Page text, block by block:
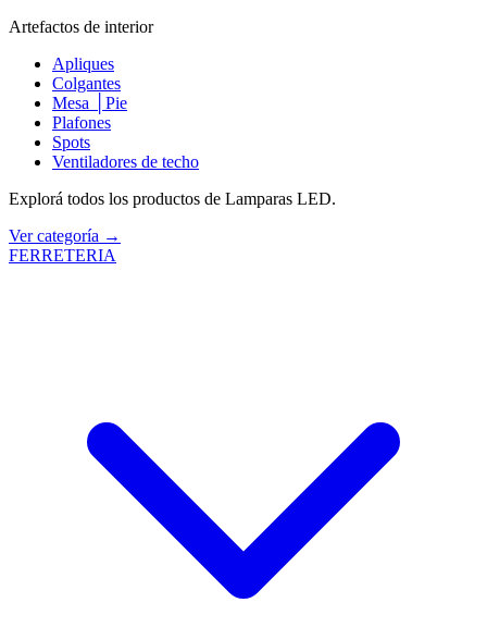
Artefactos de interior
Apliques
Colgantes
Mesa │Pie
Plafones
Spots
Ventiladores de techo
Explorá todos los productos de Lamparas LED.
Ver categoría →
FERRETERIA